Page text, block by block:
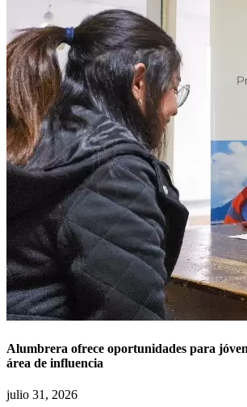
Alumbrera ofrece oportunidades para
área de influencia
julio 31, 2026